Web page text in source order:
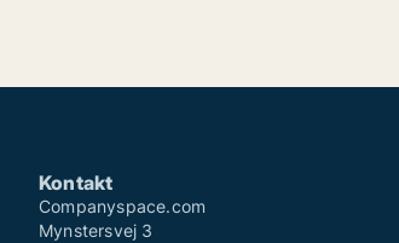
Kontakt
Companyspace.com
Mynstersvej 3